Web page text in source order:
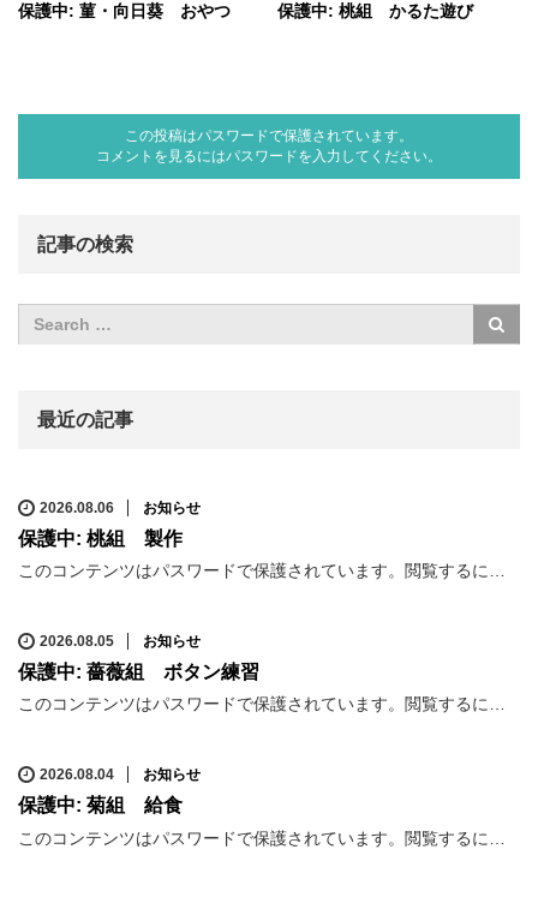
保護中: 菫・向日葵 おやつ 保護中: 桃組 かるた遊び
この投稿はパスワードで保護されています。
コメントを見るにはパスワードを入力してください。
記事の検索
最近の記事
2026.08.06 お知らせ
保護中: 桃組 製作
このコンテンツはパスワードで保護されています。閲覧するに…
2026.08.05 お知らせ
保護中: 薔薇組 ボタン練習
このコンテンツはパスワードで保護されています。閲覧するに…
2026.08.04 お知らせ
保護中: 菊組 給食
このコンテンツはパスワードで保護されています。閲覧するに…